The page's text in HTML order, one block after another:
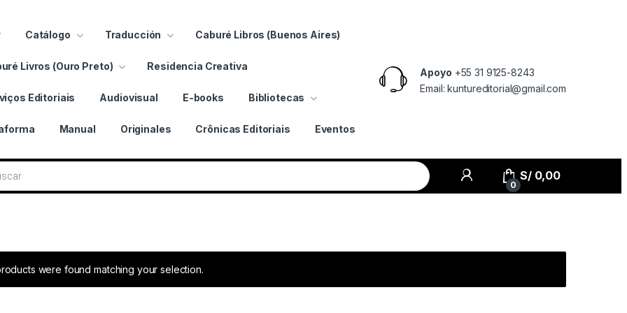
Catálogo Traducción Caburé Libros (Buenos Aires)
Livros (Ouro Preto) Residencia Creativa
Editoriais Audiovisual E-books Bibliotecas
Manual Originales Crônicas Editoriais Eventos
Apoyo +55 31 9125-8243
Email: kuntureditorial@gmail.com
0
S/0,00
were found matching your selection.